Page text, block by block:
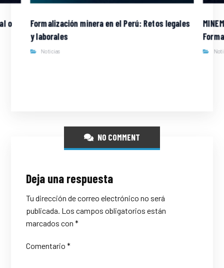
o
Formalización minera en el Perú: Retos legales
y laborales
Noticias
NO COMMENT
Deja una respuesta
Tu dirección de correo electrónico no será
publicada. Los campos obligatorios están
marcados con*
Comentario*